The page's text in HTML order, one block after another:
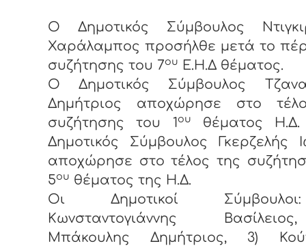
Ο Δημοτικός Σύμβουλος
Χαράλαμπος προσήλθε μετά το
συζήτησης του 7ου
Ε.Η.Δ θέματος.
Ο Δημοτικός Σύμβουλος
Δημήτριος αποχώρησε στο
συζήτησης του 1 ου
θέματος
Δημοτικός Σύμβουλος Γκερζελής
αποχώρησε στο τέλος της
5ου θέματος της Η.Δ.
Οι Δημοτικοί
Κωνσταντογιάννης
Μπάκουλης Δημήτριος, 3)